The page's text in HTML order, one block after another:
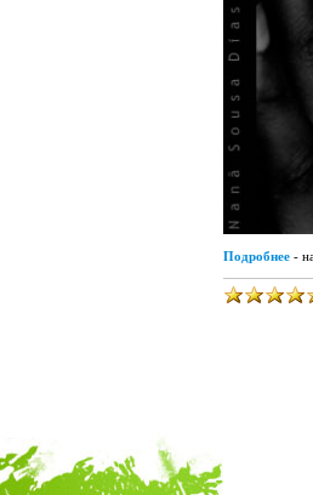
Подробнее -